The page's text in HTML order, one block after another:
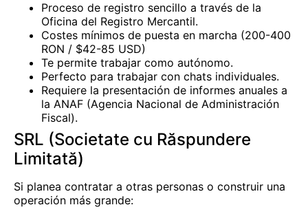
Proceso de registro sencillo a través de la
Oficina del Registro Mercantil.
Costes mínimos de puesta en marcha (200-400
RON / $42-85 USD)
Te permite trabajar como autónomo.
Perfecto para trabajar con chats individuales.
Requiere la presentación de informes anuales a
la ANAF (Agencia Nacional de Administración
Fiscal).
SRL (Societate cu Răspundere
Limitată)
Si planea contratar a otras personas o construir una
operación más grande: